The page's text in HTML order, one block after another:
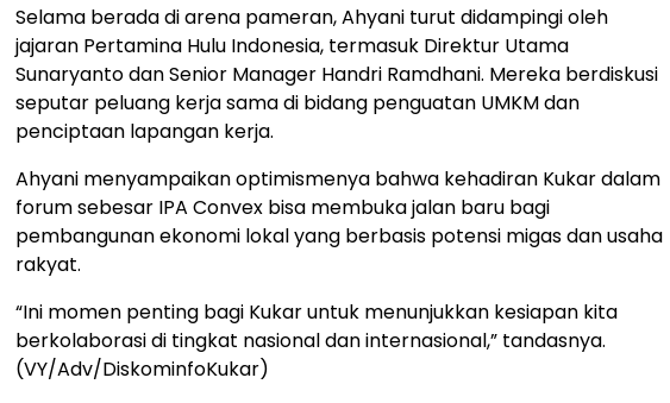
Selama berada di arena pameran, Ahyani turut didampingi oleh
jajaran Pertamina Hulu Indonesia, termasuk Direktur Utama
Sunaryanto dan Senior Manager Handri Ramdhani. Mereka berdiskusi
seputar peluang kerja sama di bidang penguatan UMKM dan
penciptaan lapangan kerja.
Ahyani menyampaikan optimismenya bahwa kehadiran Kukar dalam
forum sebesar IPA Convex bisa membuka jalan baru bagi
pembangunan ekonomi lokal yang berbasis potensi migas dan usaha
rakyat.
“Ini momen penting bagi Kukar untuk menunjukkan kesiapan kita
berkolaborasi di tingkat nasional dan internasional,” tandasnya.
(VY/Adv/DiskominfoKukar)